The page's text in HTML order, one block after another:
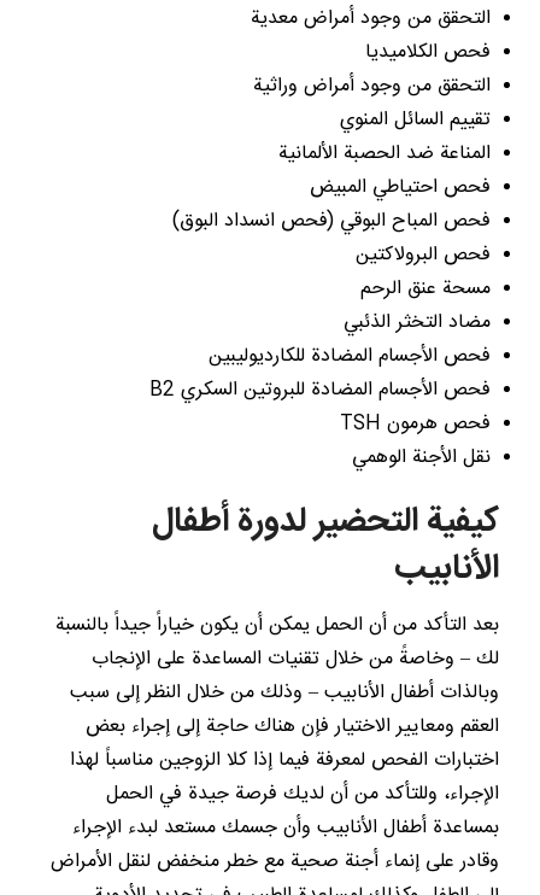
التحقق من وجود أمراض معدية
فحص الكلاميديا
التحقق من وجود أمراض وراثية
تقييم السائل المنوي
المناعة ضد الحصبة الألمانية
فحص احتياطي المبيض
فحص المباح البوقي (فحص انسداد البوق)
فحص البرولاكتين
مسحة عنق الرحم
مضاد التخثر الذئبي
فحص الأجسام المضادة للكارديوليبين
فحص الأجسام المضادة للبروتين السكري B2
فحص هرمون TSH
نقل الأجنة الوهمي
كيفية التحضير لدورة أطفال
الأنابيب
بعد التأكد من أن الحمل يمكن أن يكون خياراً جيداً بالنسبة
لك – وخاصةً من خلال تقنيات المساعدة على الإنجاب
وبالذات أطفال الأنابيب – وذلك من خلال النظر إلى سبب
العقم ومعايير الاختيار فإن هناك حاجة إلى إجراء بعض
اختبارات الفحص لمعرفة فيما إذا كلا الزوجين مناسباً لهذا
الإجراء، وللتأكد من أن لديك فرصة جيدة في الحمل
بمساعدة أطفال الأنابيب وأن جسمك مستعد لبدء الإجراء
وقادر على إنماء أجنة صحية مع خطر منخفض لنقل الأمراض